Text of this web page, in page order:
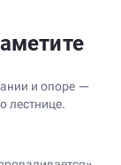
и опоре —
лестнице.